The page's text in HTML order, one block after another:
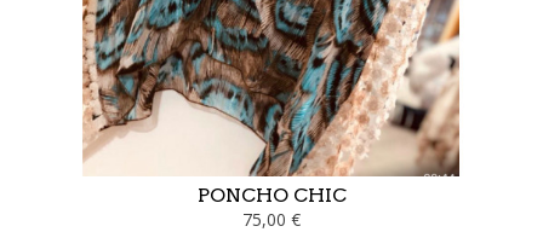
PONCHO CHIC
75,00 €